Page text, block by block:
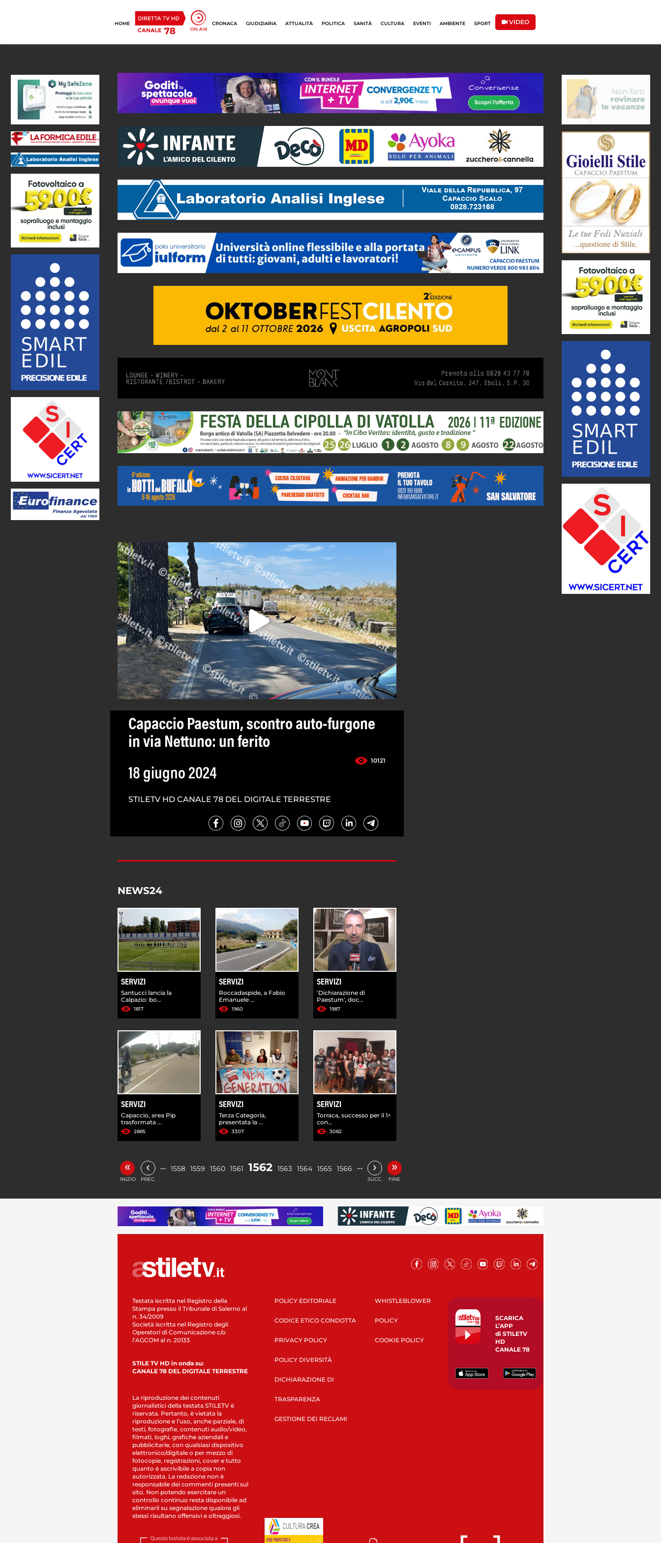
HOME CRONACA GIUDIZIARIA ATTUALITÀ POLITICA SANITÀ CULTURA EVENTI AMBIENTE SPORT VIDEO
Capaccio Paestum, scontro auto-furgone
in via Nettuno: un ferito
10121
18 giugno 2024
STILETV HD CANALE 78 DEL DIGITALE TERRESTRE
NEWS24
SERVIZI
Santucci lancia la
Calpazio: bo...
1817
SERVIZI
Roccadaspide, a Fabio
Emanuele ...
1960
SERVIZI
'Dichiarazione di
Paestum', doc...
1987
SERVIZI
Capaccio, area Pip
trasformata ...
2885
SERVIZI
Terza Categoria,
presentata la ...
3307
SERVIZI
Torraca, successo per il 1^
con...
3082
«
INIZIO
‹
PREC.
… 1558 1559 1560 1561 1562 1563 1564 1565 1566 … ›
SUCC.
»
FINE
Testata iscritta nel Registro della
Stampa presso il Tribunale di Salerno al
n. 34/2009
Società iscritta nel Registro degli
Operatori di Comunicazione c/o
l’AGCOM al n. 20133
STILE TV HD in onda su:
CANALE 78 DEL DIGITALE TERRESTRE
La riproduzione dei contenuti
giornalistici della testata STILETV è
riservata. Pertanto, è vietata la
riproduzione e l’uso, anche parziale, di
testi, fotografie, contenuti audio/video,
filmati, loghi, grafiche aziendali e
pubblicitarie, con qualsiasi dispositivo
elettronico/digitale o per mezzo di
fotocopie, registrazioni, cover e tutto
quanto è ascrivibile a copia non
autorizzata. La redazione non è
responsabile dei commenti presenti sul
sito. Non potendo esercitare un
controllo continuo resta disponibile ad
eliminarli su segnalazione qualora gli
stessi risultano offensivi e oltraggiosi.
POLICY EDITORIALE
CODICE ETICO CONDOTTA
PRIVACY POLICY
POLICY DIVERSITÀ
DICHIARAZIONE DI
TRASPARENZA
GESTIONE DEI RECLAMI
WHISTLEBLOWER
POLICY
COOKIE POLICY
SCARICA
L’APP
di STILETV
HD
CANALE 78